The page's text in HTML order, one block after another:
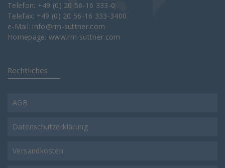
Telefon: +49 (0) 20 56-16 333-0
Telefax: +49 (0) 20 56-16 333-3400
e-Mail: info@rm-suttner.com
Homepage:www.rm-suttner.com
Rechtliches
AGB
Datenschutzerklärung
Versandkosten